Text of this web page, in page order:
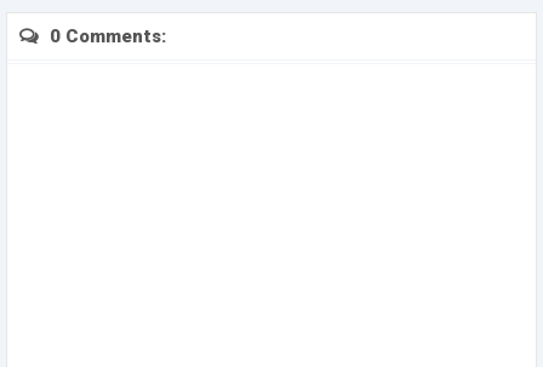
0 Comments: